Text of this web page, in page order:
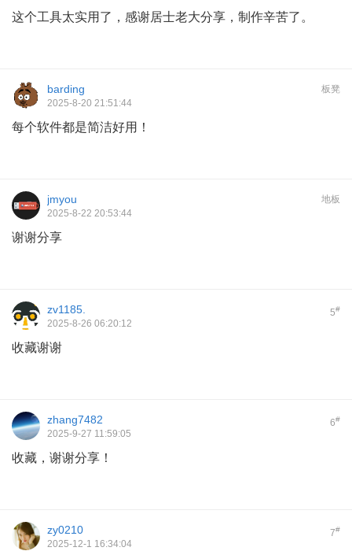
这个工具太实用了，感谢居士老大分享，制作辛苦了。
板凳
barding
2025-8-20 21:51:44
每个软件都是简洁好用！
地板
jmyou
2025-8-22 20:53:44
谢谢分享
5#
zv1185.
2025-8-26 06:20:12
收藏谢谢
6#
zhang7482
2025-9-27 11:59:05
收藏，谢谢分享！
7#
zy0210
2025-12-1 16:34:04